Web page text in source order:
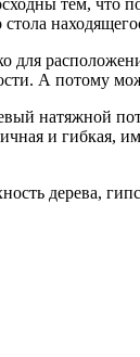
А потому
натяжной
и гибкая,
дерева,